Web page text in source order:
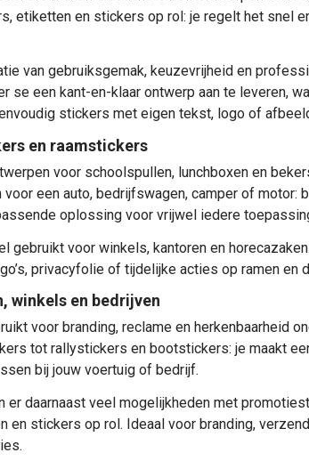
,etiketten en stickers op rol: je regelt het snel
van gebruiksgemak, keuzevrijheid en
se een kant-en-klaar ontwerp aan te leveren,
stickers met eigen tekst, logo of
en raamstickers
voor schoolspullen, lunchboxen en
een auto, bedrijfswagen, camper of motor:
oplossing voor vrijwel iedere
gebruikt voor winkels, kantoren en
privacyfolie of tijdelijke acties op ramen en
winkels en bedrijven
voor branding, reclame en herkenbaarheid
tot rallystickers en bootstickers: je maakt
bij jouw voertuig of bedrijf.
er daarnaast veel mogelijkheden met
en stickers op rol. Ideaal voor branding,